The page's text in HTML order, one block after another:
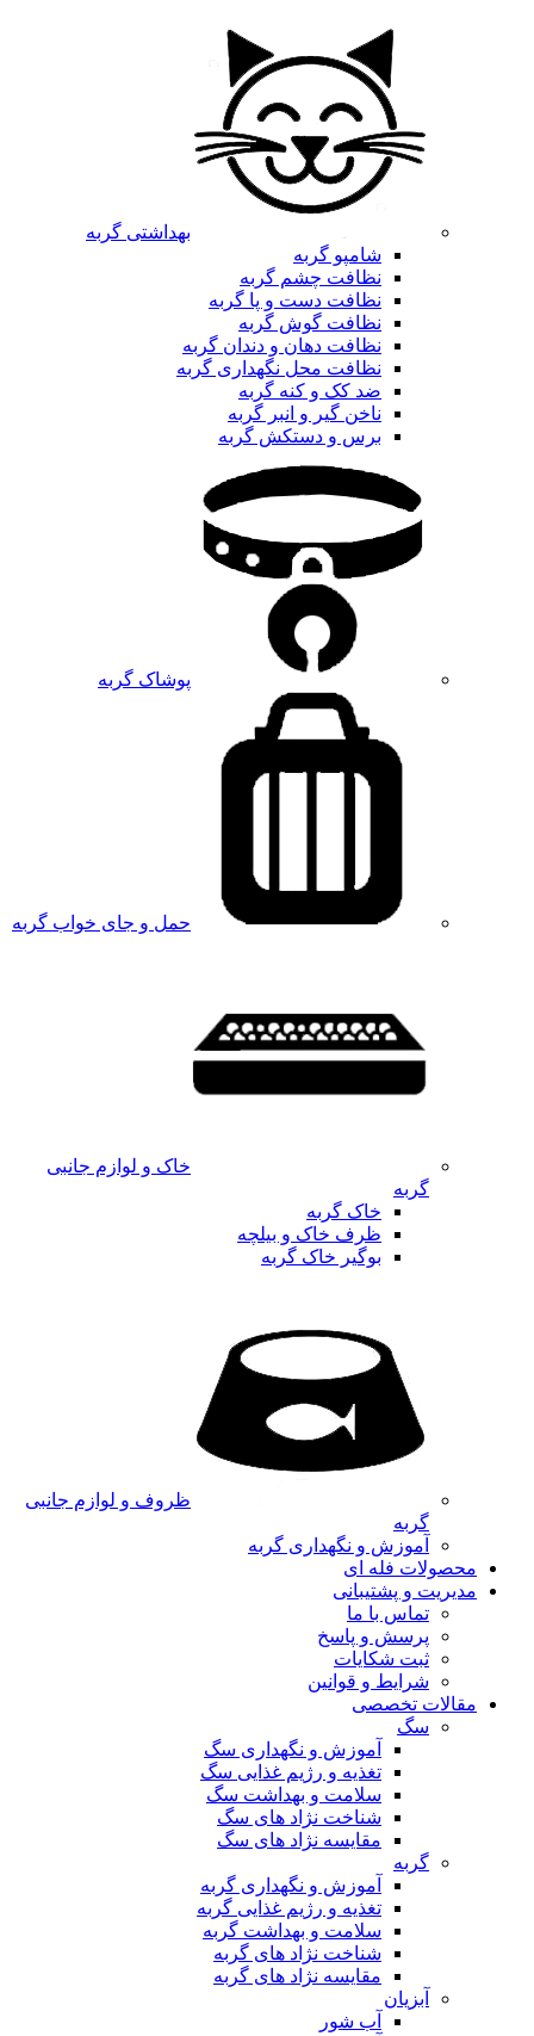
بهداشتی گربه
شامپو گربه
نظافت چشم گربه
نظافت دست و پا گربه
نظافت گوش گربه
نظافت دهان و دندان گربه
نظافت محل نگهداری گربه
ضد کک و کنه گربه
ناخن گیر و انبر گربه
برس و دستکش گربه
پوشاک گربه
حمل و جای خواب گربه
خاک و لوازم جانبی
گربه
خاک گربه
ظرف خاک و بیلچه
بوگیر خاک گربه
ظروف و لوازم جانبی
گربه
آموزش و نگهداری گربه
محصولات فله ای
مدیریت و پشتیبانی
تماس با ما
پرسش و پاسخ
ثبت شکایات
شرایط و قوانین
مقالات تخصصی
سگ
آموزش و نگهداری سگ
تغذیه و رژیم غذایی سگ
سلامت و بهداشت سگ
شناخت نژاد های سگ
مقایسه نژاد های سگ
گربه
آموزش و نگهداری گربه
تغذیه و رژیم غذایی گربه
سلامت و بهداشت گربه
شناخت نژاد های گربه
مقایسه نژاد های گربه
آبزیان
آب شور